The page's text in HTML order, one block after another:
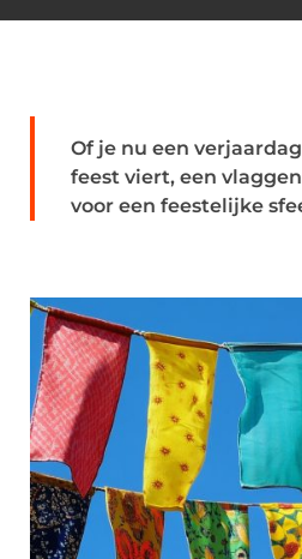
Of je nu een
feest viert, een
voor een feestelijke